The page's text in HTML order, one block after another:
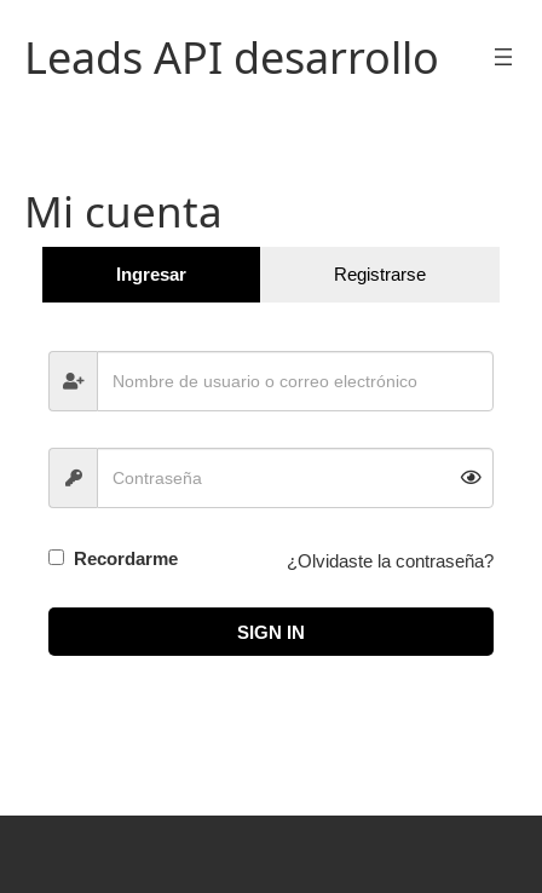
contenido
Leads API desarrollo
Mi cuenta
Ingresar Registrarse
Recordarme ¿Olvidaste la contraseña?
SIGN IN